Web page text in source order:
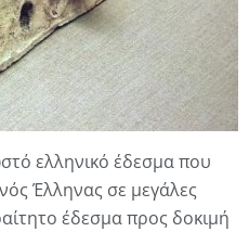
ελληνικό έδεσμα που
Έλληνας σε μεγάλες
έδεσμα προς δοκιμή